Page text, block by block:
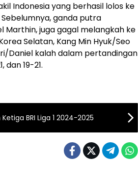
Indonesia yang berhasil lolos ke
ganda putra
Marthin, juga gagal melangkah ke
Selatan, Kang Min Hyuk/Seo
Daniel kalah dalam pertandingan
dan 19-21.
BRI Liga 1 2024-2025